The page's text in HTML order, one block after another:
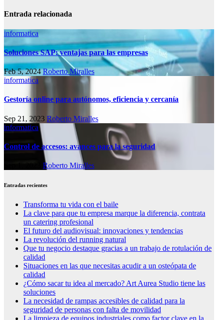
Entrada relacionada
informatica
Soluciones SAP: ventajas para las empresas
Feb 5, 2024Roberto Miralles
informatica
Gestoría online para autónomos, eficiencia y cercanía
Sep 21, 2023 Roberto Miralles
informatica
Control de accesos: avances para la seguridad
Roberto Miralles
Entradas recientes
Transforma tu vida con el baile
La clave para que tu empresa marque la diferencia, contrata
un catering profesional
El futuro del audiovisual: innovaciones y tendencias
La revolución del running natural
Que tu negocio destaque gracias a un trabajo de rotulación de
calidad
Situaciones en las que necesitas acudir a un osteópata de
calidad
¿Cómo sacar tu idea al mercado? Art Aurea Studio tiene las
soluciones
La necesidad de rampas accesibles de calidad para la
seguridad de personas con falta de movilidad